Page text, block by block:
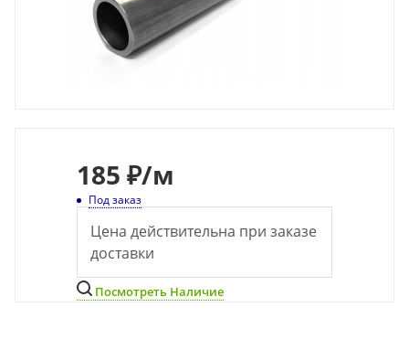
185 ₽/м
Под заказ
Цена действительна при заказе
доставки
Посмотреть Наличие